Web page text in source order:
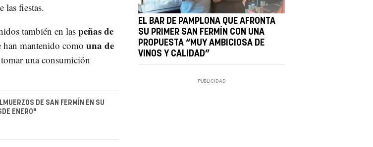
las fiestas.
también en laspeñas de
han mantenido como una de
una consumición
DE SAN FERMÍN EN SU
ENERO"
EL BAR DE PAMPLONA QUE AFRONTA
SU PRIMER SAN FERMÍN CON UNA
PROPUESTA “MUY AMBICIOSA DE
VINOS Y CALIDAD”